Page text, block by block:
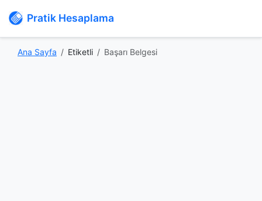
Pratik Hesaplama
Ana Sayfa Etiketli Başarı Belgesi